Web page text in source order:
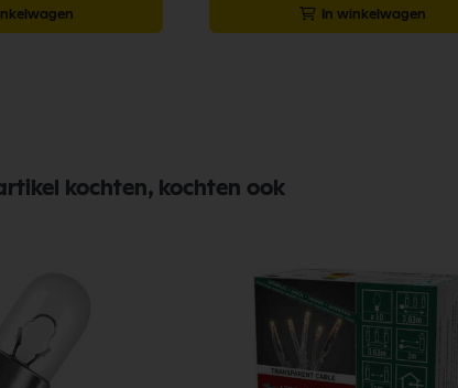
In winkelwagen
kochten, kochten ook